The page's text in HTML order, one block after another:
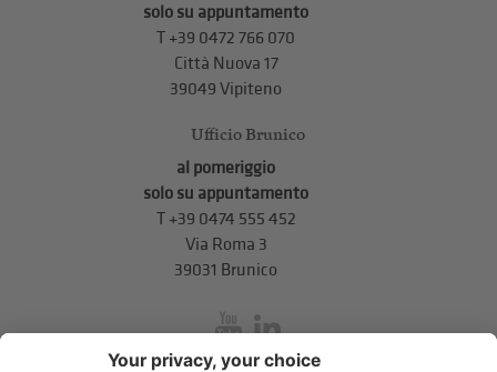
solo su appuntamento
T +39 0472 766 070
Città Nuova 17
39049 Vipiteno
Ufficio Brunico
al pomeriggio
solo su appuntamento
T+39 0474 555 452
Via Roma 3
39031 Brunico